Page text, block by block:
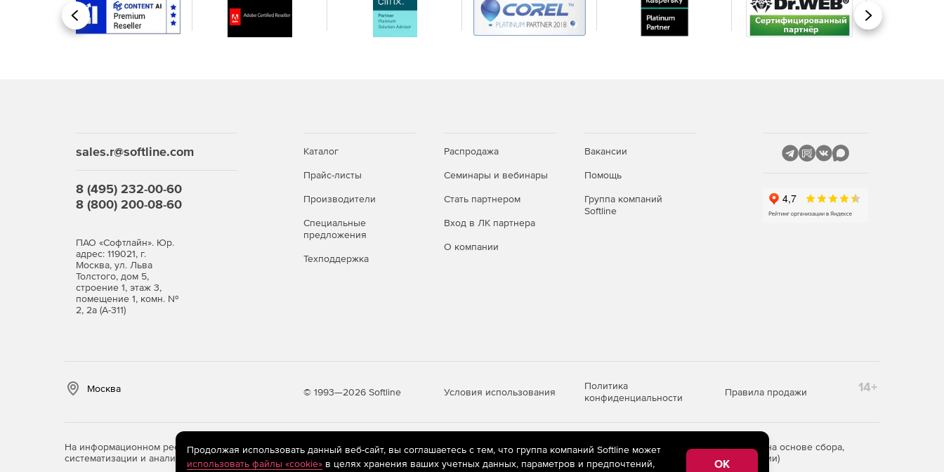
Назад Вперед
sales.r@softline.com
8 (495) 232-00-60
8 (800) 200-08-60
ПАО «Софтлайн». Юр.
адрес: 119021, г.
Москва, ул. Льва
Толстого, дом 5,
строение 1, этаж 3,
помещение 1, комн. №
2, 2а (А-311)
Каталог
Прайс-листы
Производители
Специальные
предложения
Техподдержка
Распродажа
Семинары и вебинары
Стать партнером
Вход в ЛК партнера
О компании
Вакансии
Помощь
Группа компаний
Softline
Москва © 1993—2026 Softline Условия использования
Политика
конфиденциальности
Правила продажи 14+
На информационном ресурсе store.softline.ru применяютсярекомендательные технологии(информационные технологии предоставления информации на основе сбора,
систематизации и анализа сведений, относящихся к предпочтениям пользователей сети «Интернет», находящихся на территории Российской Федерации)
Продолжая использовать данный веб-сайт, вы соглашаетесь с тем, что группа компаний Softline может
использовать файлы «cookie»в целях хранения ваших учетных данных, параметров и предпочтений, OK